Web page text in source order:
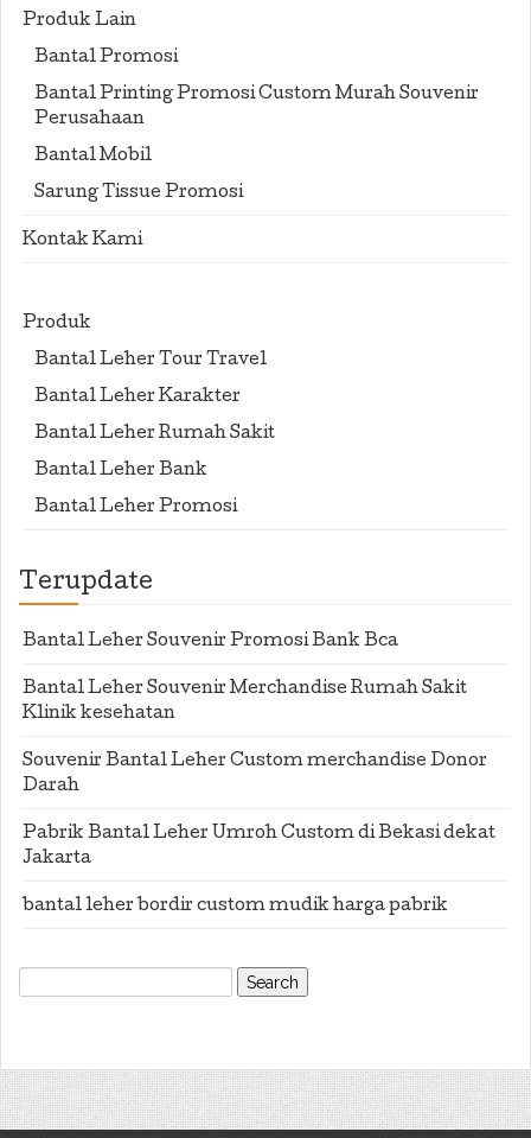
Produk Lain
Bantal Promosi
Bantal Printing Promosi Custom Murah Souvenir
Perusahaan
Bantal Mobil
Sarung Tissue Promosi
Kontak Kami
Produk
Bantal Leher Tour Travel
Bantal Leher Karakter
Bantal Leher Rumah Sakit
Bantal Leher Bank
Bantal Leher Promosi
Terupdate
Bantal Leher Souvenir Promosi Bank Bca
Bantal Leher Souvenir Merchandise Rumah Sakit
Klinik kesehatan
Souvenir Bantal Leher Custom merchandise Donor
Darah
Pabrik Bantal Leher Umroh Custom di Bekasi dekat
Jakarta
bantal leher bordir custom mudik harga pabrik
Search
for: